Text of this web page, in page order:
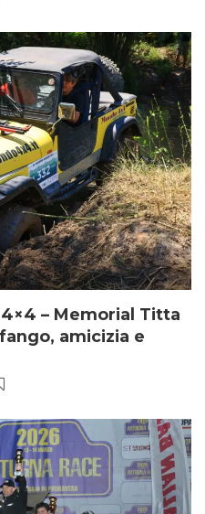
– Memorial Titta
amicizia e